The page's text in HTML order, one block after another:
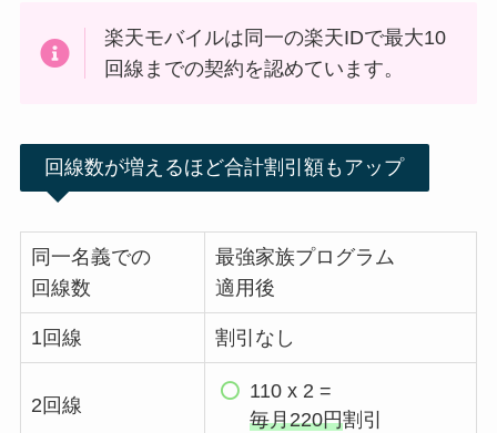
楽天モバイルは同一の楽天IDで最大10
回線までの契約を認めています。
回線数が増えるほど合計割引額もアップ
同一名義での
回線数
最強家族プログラム
適用後
1回線 割引なし
2回線
110 x 2 =
毎月220円割引